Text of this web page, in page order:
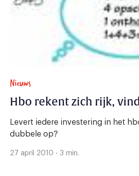
Nieuws
Hbo rekent zich rijk,
Levert iedere investering in het
dubbele op?
27 april 2010 - 3 min.